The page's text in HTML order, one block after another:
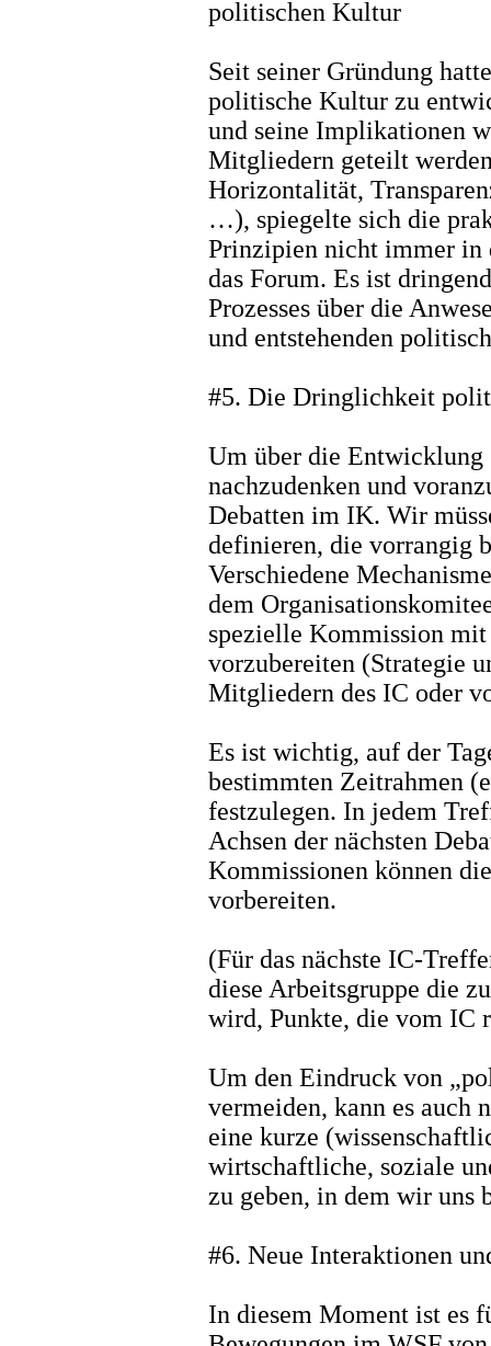
politischen Kultur
Seit seiner Gründung
politische Kultur zu
und seine Implikationen
Mitgliedern geteilt
Horizontalität,
…), spiegelte sich die
Prinzipien nicht immer in
das Forum. Es ist
Prozesses über die
und entstehenden
#5. Die Dringlichkeit
Um über die Entwicklung
nachzudenken und
Debatten im IK. Wir
definieren, die vorrangig
Verschiedene
dem
spezielle Kommission
vorzubereiten (Strategie
Mitgliedern des IC oder
Es ist wichtig, auf der
bestimmten Zeitrahmen
festzulegen. In jedem
Achsen der nächsten
Kommissionen können
vorbereiten.
(Für das nächste IC-
diese Arbeitsgruppe die
wird, Punkte, die vom IC
Um den Eindruck von
vermeiden, kann es auch
eine kurze
wirtschaftliche, soziale
zu geben, in dem wir uns
#6. Neue Interaktionen
In diesem Moment ist es